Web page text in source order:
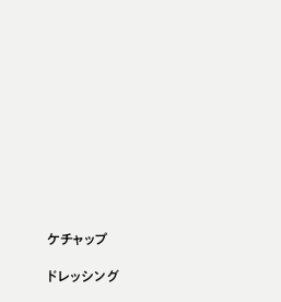
ケチャップ
ドレッシング